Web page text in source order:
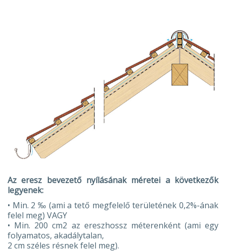
Az eresz bevezető nyílásának méretei a következők
legyenek:
• Min. 2 ‰ (ami a tető megfelelő területének 0,2%-ának
felel meg) VAGY
• Min. 200 cm2 az ereszhossz méterenként (ami egy
folyamatos, akadálytalan,
2 cm széles résnek felel meg).